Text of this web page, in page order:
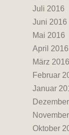
Juli 2016
Juni 2016
Mai 2016
April 2016
März 2016
Februar
Januar
Oktober